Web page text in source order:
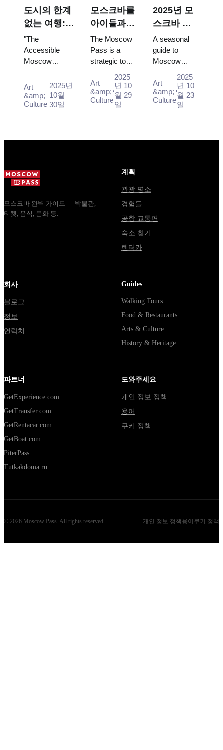
iconic venues
and unfor...
Museum and
Winzavod all
inc...
Donskoy -
completely
free with Mo...
도시의 한계
없는 여행:
이동 장애가
있는 여행자
를 위한 모스
이드
"The
Accessible
Moscow
just a
declaration but
a
creating a
Art
&amp;
Culture
2025년
10월
30일
모스크바를
아이들과
함께 탐방
하기: 모스
크바 패스
를 활용한
유아 가족
을 위한 최
The Moscow
Pass is a
strategic tool
transforms a
potentially
stressful
enriching
Art
&amp;
Culture
2025
년 10
월 29
일
2025년 모
스크바 축
제 가이드:
언제 무엇
을 볼 것인
A seasonal
guide to
Moscow
reveals the
city's pulse
through
modern
Art
&amp;
Culture
2025
년 10
월 23
일
모스크바 완벽 가이드 — 박물관,
티켓, 음식, 문화 등.
계획
관광 명소
경험들
공항 교통편
숙소 찾기
렌터카
회사
블로그
정보
연락처
Guides
Walking Tours
Food & Restaurants
Arts & Culture
History & Heritage
파트너
GetExperience.com
GetTransfer.com
GetRentacar.com
GetBoat.com
PiterPass
Tutkakdoma.ru
도와주세요
개인 정보 정책
용어
쿠키 정책
© 2026 Moscow Pass. All rights reserved. 개인 정보 정책 용어 쿠키 정책